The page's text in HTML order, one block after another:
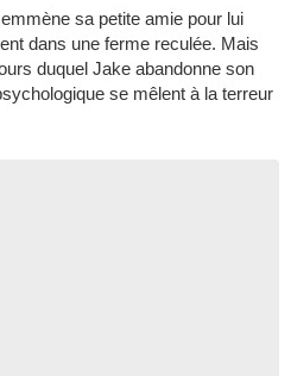
sa petite amie pour lui
dans une ferme reculée. Mais
duquel Jake abandonne son
se mêlent à la terreur